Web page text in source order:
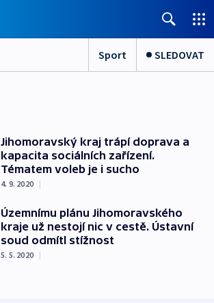
Sport SLEDOVAT
Jihomoravský kraj trápí doprava a
kapacita sociálních zařízení.
Tématem voleb je i sucho
4. 9. 2020 |
Územnímu plánu Jihomoravského
kraje už nestojí nic v cestě. Ústavní
soud odmítl stížnost
5. 5. 2020 |